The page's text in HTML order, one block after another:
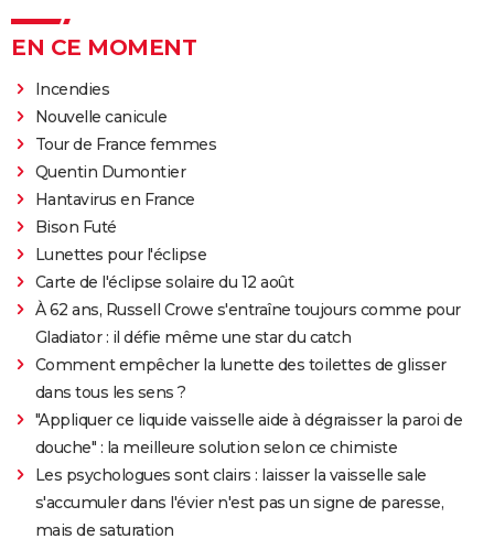
EN CE MOMENT
Incendies
Nouvelle canicule
Tour de France femmes
Quentin Dumontier
Hantavirus en France
Bison Futé
Lunettes pour l'éclipse
Carte de l'éclipse solaire du 12 août
À 62 ans, Russell Crowe s'entraîne toujours comme pour
Gladiator : il défie même une star du catch
Comment empêcher la lunette des toilettes de glisser
dans tous les sens ?
"Appliquer ce liquide vaisselle aide à dégraisser la paroi de
douche" : la meilleure solution selon ce chimiste
Les psychologues sont clairs : laisser la vaisselle sale
s'accumuler dans l'évier n'est pas un signe de paresse,
mais de saturation